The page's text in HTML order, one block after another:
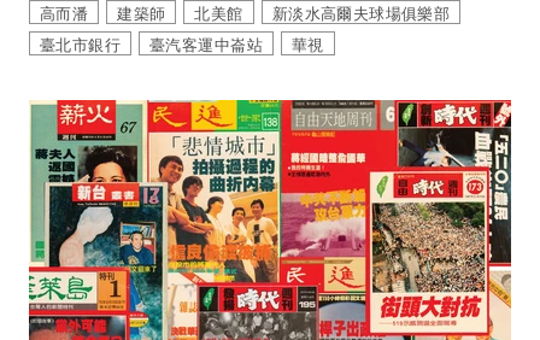
高而潘 建築師 北美館
新淡水高爾夫球場俱樂部
臺北市銀行
臺汽客運中崙站 華視